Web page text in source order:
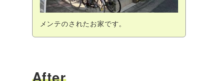
メンテのされたお家です。
After